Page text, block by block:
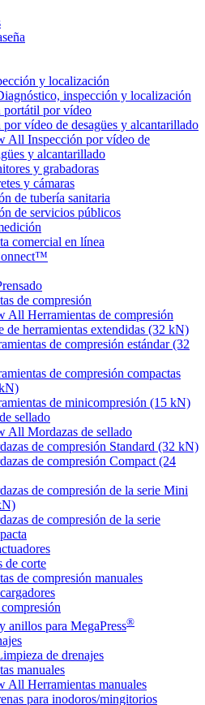
y localización
inspección y localización
portátil por vídeo
por vídeo de desagües y alcantarillado
All Inspección por vídeo de
y alcantarillado
y grabadoras
y cámaras
de tubería sanitaria
de servicios públicos
comercial en línea
de compresión
All Herramientas de compresión
de herramientas extendidas (32 kN)
de compresión estándar (32
de compresión compactas
de minicompresión (15 kN)
sellado
All Mordazas de sellado
de compresión Standard (32 kN)
de compresión Compact (24
de compresión de la serie Mini
de compresión de la serie
de corte
de compresión manuales
anillos para MegaPress®
de drenajes
manuales
All Herramientas manuales
para inodoros/mingitorios